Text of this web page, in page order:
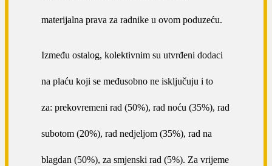
materijalna prava za radnike u ovom poduzeću.
Između ostalog, kolektivnim su utvrđeni dodaci
na plaću koji se međusobno ne isključuju i to
za: prekovremeni rad (50%), rad noću (35%), rad
subotom (20%), rad nedjeljom (35%), rad na
blagdan (50%), za smjenski rad (5%). Za vrijeme